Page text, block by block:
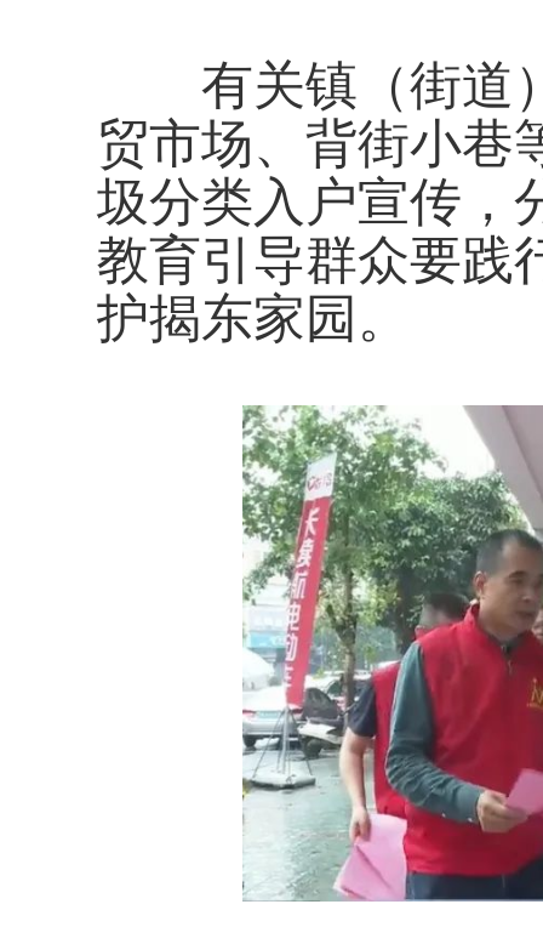
有关镇（街道）
贸市场、背街小巷
圾分类入户宣传，
教育引导群众要践
护揭东家园。